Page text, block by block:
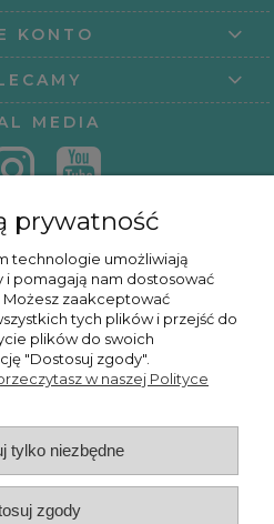
KONTO
MEDIA
ONLINE
SP. Z O.O.
WERSJĘ STRONY
prywatność
technologie umożliwiają
i pomagają nam dostosować
zaakceptować
tych plików i przejść do
plików do swoich
"Dostosuj zgody".
w naszej Polityce
tylko niezbędne
zgody